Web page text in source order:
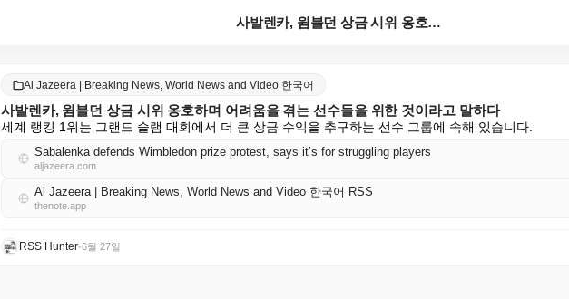
사발렌카, 윔블던 상금 시위 옹호하며 어려움을 겪는 선...
Al Jazeera | Breaking News, World News and Video 한국어
사발렌카, 윔블던 상금 시위 옹호하며 어려움을 겪는 선수들을 위한 것이라고 말하다
세계 랭킹 1위는 그랜드 슬램 대회에서 더 큰 상금 수익을 추구하는 선수 그룹에 속해 있습니다.
Sabalenka defends Wimbledon prize protest, says it’s for struggling players
aljazeera.com
Al Jazeera | Breaking News, World News and Video 한국어 RSS
thenote.app
RSS Hunter•6월 27일